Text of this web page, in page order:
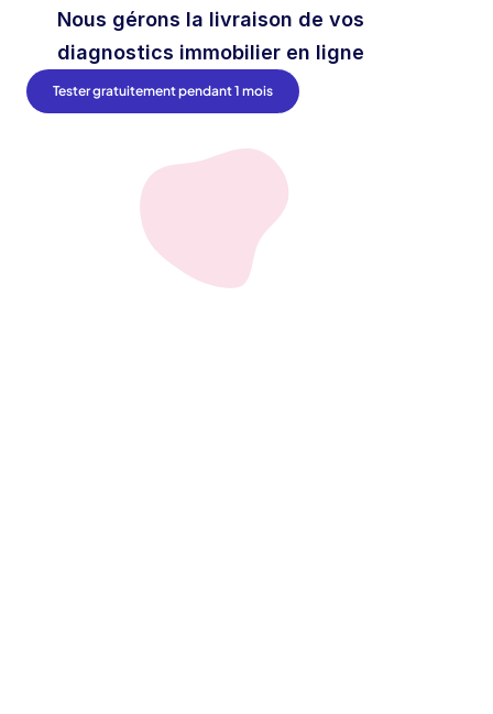
Nous gérons la livraison de vos
diagnostics immobilier en ligne
Tester gratuitement pendant 1 mois